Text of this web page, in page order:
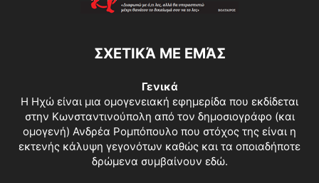
ΣΧΕΤΙΚΆ ΜΕ ΕΜΆΣ
Γενικά
Η Ηχώ είναι μια ομογενειακή εφημερίδα που εκδίδεται
στην Κωνσταντινούπολη από τον δημοσιογράφο (και
ομογενή) Ανδρέα Ρομπόπουλο που στόχος της είναι η
εκτενής κάλυψη γεγονότων καθώς και τα οποιαδήποτε
δρώμενα συμβαίνουν εδώ.